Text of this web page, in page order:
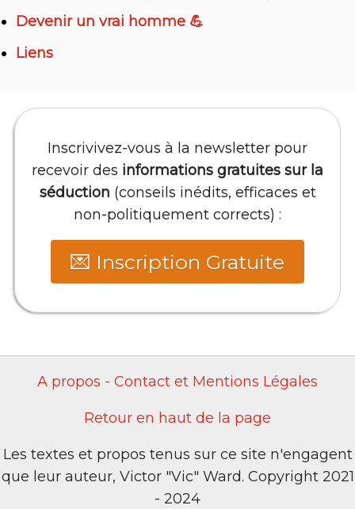
Devenir un vrai homme 💪
Liens
Inscrivivez-vous à la newsletter pour
recevoir des informations gratuites sur la
séduction (conseils inédits, efficaces et
non-politiquement corrects) :
💌 Inscription Gratuite
A propos - Contact et Mentions Légales
Retour en haut de la page
Les textes et propos tenus sur ce site n'engagent
que leur auteur, Victor "Vic" Ward. Copyright 2021
- 2024